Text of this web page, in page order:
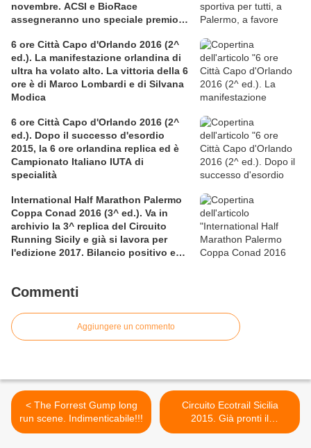
novembre. ACSI e BioRace
assegneranno uno speciale premio
6 ore Città Capo d'Orlando 2016 (2^
ed.). La manifestazione orlandina di
ultra ha volato alto. La vittoria della 6
ore è di Marco Lombardi e di Silvana
Modica
6 ore Città Capo d'Orlando 2016 (2^
ed.). Dopo il successo d'esordio
2015, la 6 ore orlandina replica ed è
Campionato Italiano IUTA di
specialità
International Half Marathon Palermo
Coppa Conad 2016 (3^ ed.). Va in
archivio la 3^ replica del Circuito
Running Sicily e già si lavora per
l'edizione 2017. Bilancio positivo e
Commenti
Aggiungere un commento
< The Forrest Gump long
run scene. Indimenticabile!!!
Circuito Ecotrail Sicilia
2015. Già pronti il
regolamento e l'elenco delle